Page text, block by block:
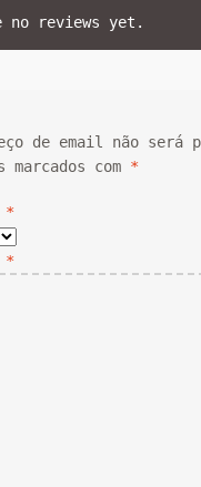
no reviews yet.
de email não será
com *
*
*